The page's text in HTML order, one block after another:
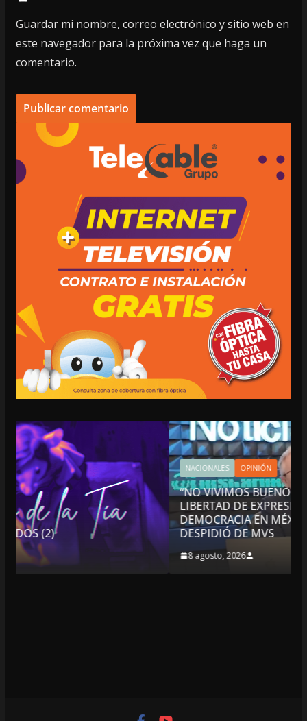
Guardar mi nombre, correo electrónico y sitio web en
este navegador para la próxima vez que haga un
comentario.
NACIONALES OPINIÓN
“NO VIVIMOS BUENOS TIEMPOS PARA LA
LIBERTAD DE EXPRESIÓN NI PARA LA
DEMOCRACIA EN MÉXICO”: LUIS CÁRDENAS; SE
DESPIDIÓ DE MVS